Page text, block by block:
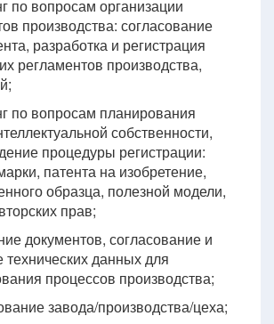
по вопросам организации
производства: согласование
разработка и регистрация
регламентов производства,
по вопросам планирования
собственности,
процедуры регистрации:
патента на изобретение,
образца, полезной модели,
прав;
документов, согласование и
технических данных для
процессов производства;
завода/производства/цеха;